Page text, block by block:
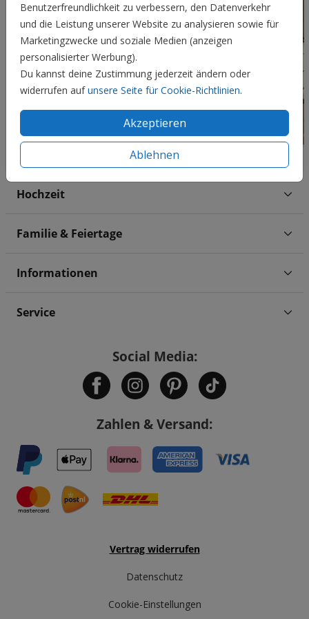
Benutzerfreundlichkeit zu verbessern, den Datenverkehr
und die Leistung unserer Website zu analysieren sowie für
Marketingzwecke und soziale Medien (anzeigen
personalisierter Werbung).
Du kannst deine Zustimmung jederzeit ändern oder
widerrufen aufunsere Seite für Cookie-Richtlinien.
Akzeptieren
Ablehnen
Hochzeit
Familie & Feiertage
Informationen
Service
Social Media:
Zahlen & Versand:
Vertrag widerrufen
Datenschutz
Cookie-Einstellungen